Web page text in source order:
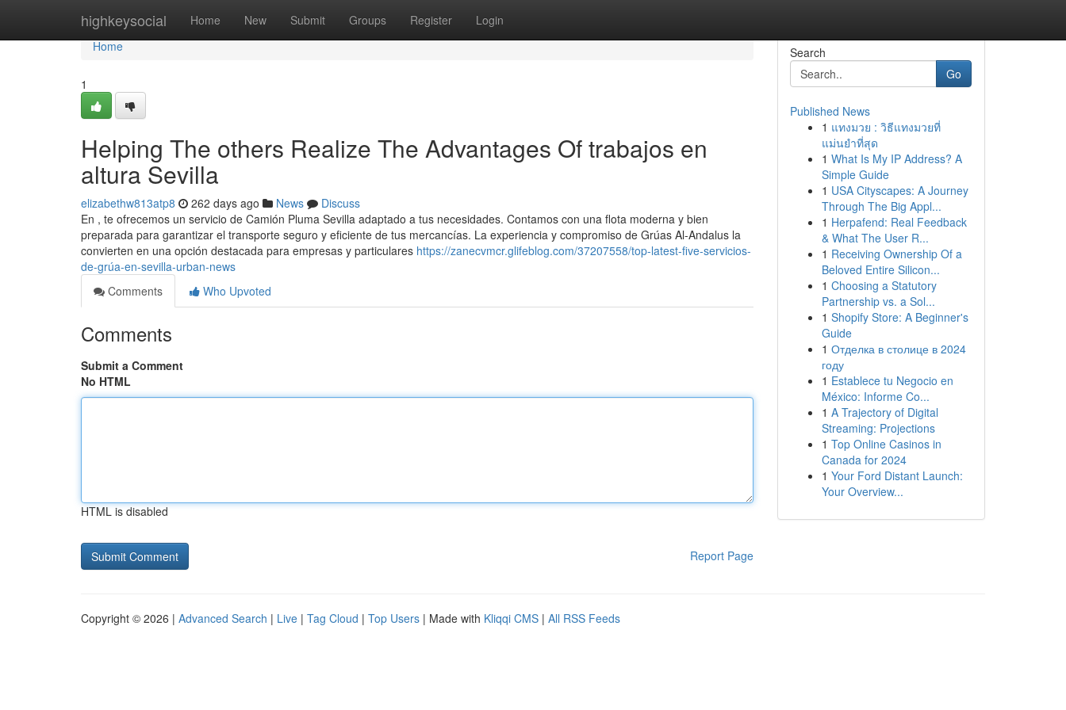
highkeysocial Home New Submit Groups Register Login
Home
Home
1
Helping The others Realize The Advantages Of trabajos en
altura Sevilla
elizabethw813atp8 262 days ago News
Discuss
En , te ofrecemos un servicio de Camión Pluma Sevilla adaptado a tus necesidades. Contamos con una flota moderna y bien
preparada para garantizar el transporte seguro y eficiente de tus mercancías. La experiencia y compromiso de Grúas Al-Andalus la
convierten en una opción destacada para empresas y particulares https://zanecvmcr.glifeblog.com/37207558/top-latest-five-servicios-
de-grúa-en-sevilla-urban-news
Comments
Who Upvoted
Comments
Submit a Comment
No HTML
HTML is disabled
Report Page
Search
Go
Published News
1 แทงมวย : วิธีแทงมวยที่
แม่นยำที่สุด
1 What Is My IP Address? A
Simple Guide
1 USA Cityscapes: A Journey
Through The Big Appl...
1 Herpafend: Real Feedback
& What The User R...
1 Receiving Ownership Of a
Beloved Entire Silicon...
1 Choosing a Statutory
Partnership vs. a Sol...
1 Shopify Store: A Beginner's
Guide
1 Отделка в столице в 2024
году
1 Establece tu Negocio en
México: Informe Co...
1 A Trajectory of Digital
Streaming: Projections
1 Top Online Casinos in
Canada for 2024
1 Your Ford Distant Launch:
Your Overview...
Copyright © 2026 | Advanced Search | Live | Tag Cloud | Top Users | Made with Kliqqi CMS | All RSS Feeds